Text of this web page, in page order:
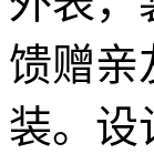
馈赠亲
装。设